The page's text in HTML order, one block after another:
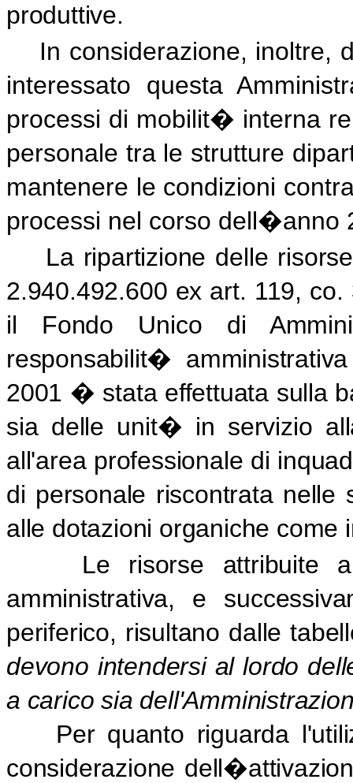
produttive.
In considerazione, inoltre,
interessato questa
processi di mobilit� interna
personale tra le strutture
mantenere le condizioni
processi nel corso dell�anno
La ripartizione delle
2.940.492.600 ex art. 119,
il Fondo Unico di
responsabilit�
2001 � stata effettuata sulla
sia delle unit� in servizio
all'area professionale di
di personale riscontrata nelle
alle dotazioni organiche come
Le risorse attribuite
amministrativa, e
periferico, risultano dalle
devono intendersi al lordo
a carico sia
Per quanto riguarda
considerazione